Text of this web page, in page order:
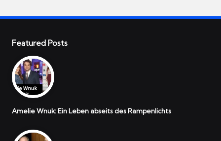
Featured Posts
Amelie Wnuk: Ein Leben abseits des Rampenlichts